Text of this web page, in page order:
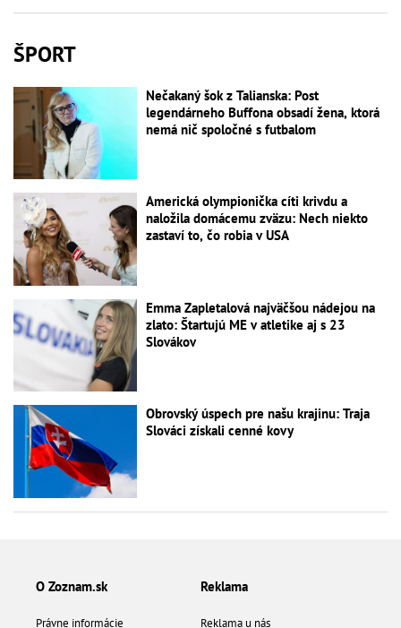
ŠPORT
Nečakaný šok z Talianska: Post
legendárneho Buffona obsadí žena, ktorá
nemá nič spoločné s futbalom
Americká olympionička cíti krivdu a
naložila domácemu zväzu: Nech niekto
zastaví to, čo robia v USA
Emma Zapletalová najväčšou nádejou na
zlato: Štartujú ME v atletike aj s 23
Slovákov
Obrovský úspech pre našu krajinu: Traja
Slováci získali cenné kovy
O Zoznam.sk
Právne informácie
Reklama
Reklama u nás